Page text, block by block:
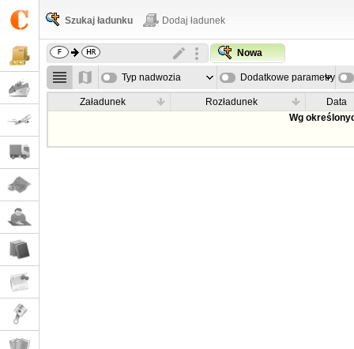
Szukaj ładunku Dodaj ładunek
Nowa
Typ nadwozia Dodatkowe parametry
Załadunek Rozładunek
Data
Wg